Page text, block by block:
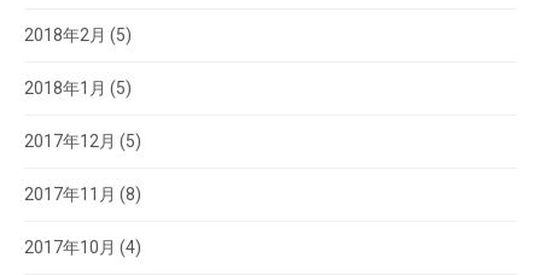
2018年2月 (5)
2018年1月 (5)
2017年12月 (5)
2017年11月 (8)
2017年10月 (4)